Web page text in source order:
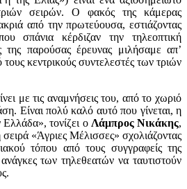
σειρών. Ο φακός της κάμερας
από την πρωτεύουσα, εστιάζοντας
σπάνια κέρδιζαν την τηλεοπτική
της παρούσας έρευνας μιλήσαμε απ’
κεντρικούς συντελεστές των τριών
με τις αναμνήσεις του, από το χωριό
Είναι πολύ καλό αυτό που γίνεται, η
τονίζει ο Λάμπρος Νικάκης,
«Άγριες Μέλισσες» σχολιάζοντας
τόπου από τους συγγραφείς της
ανάγκες των τηλεθεατών να ταυτιστούν